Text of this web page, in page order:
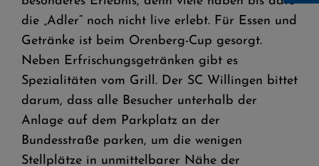
die „Adler“ noch nicht live erlebt. Für Essen und
Getränke ist beim Orenberg-Cup gesorgt.
Neben Erfrischungsgetränken gibt es
Spezialitäten vom Grill. Der SC Willingen bittet
darum, dass alle Besucher unterhalb der
Anlage auf dem Parkplatz an der
Bundesstraße parken, um die wenigen
Stellplätze in unmittelbarer Nähe der